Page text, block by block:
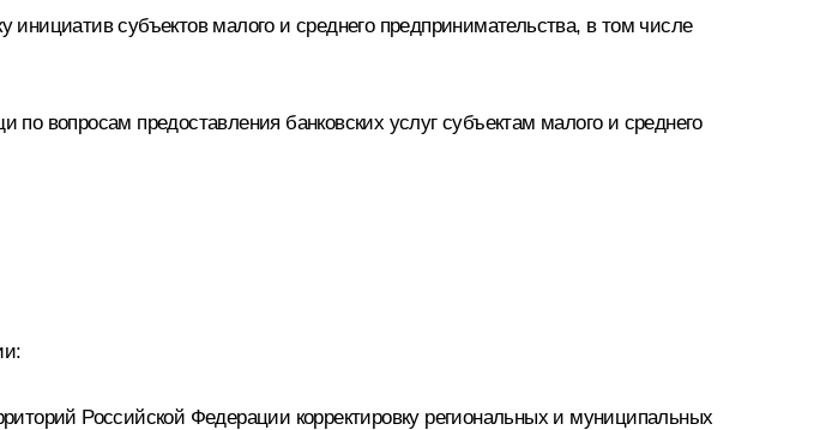
инициатив субъектов малого и среднего предпринимательства, в том числе
по вопросам предоставления банковских услуг субъектам малого и среднего
Российской Федерации корректировку региональных и муниципальных